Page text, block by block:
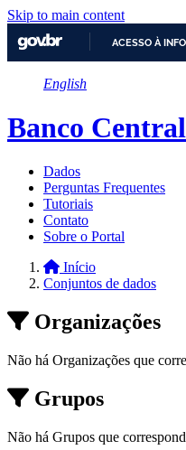
Skip to main content
ACESSO À
English
Banco
Dados
Perguntas Frequentes
Tutoriais
Contato
Sobre o Portal
Início
Conjuntos de dados
Organizações
Não há Organizações que
Grupos
Não há Grupos que